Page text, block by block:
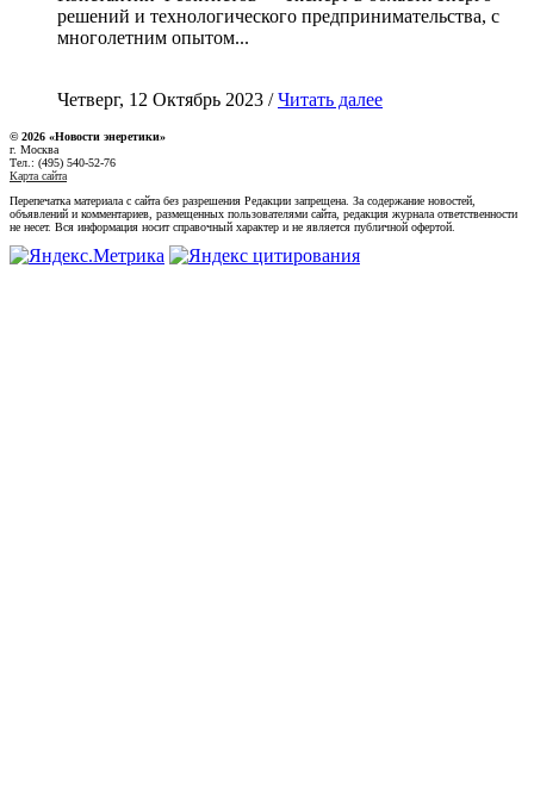
решений и технологического предпринимательства, с
многолетним опытом...
Четверг, 12 Октябрь 2023 /Читать далее
© 2026 «Новости энеретики»
г. Москва
Тел.: (495) 540-52-76
Карта сайта
Перепечатка материала с сайта без разрешения Редакции запрещена. За содержание новостей,
объявлений и комментариев, размещенных пользователями сайта, редакция журнала ответственности
не несет. Вся информация носит справочный характер и не является публичной офертой.